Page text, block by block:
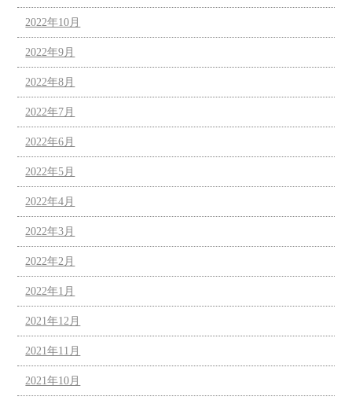
2022年10月
2022年9月
2022年8月
2022年7月
2022年6月
2022年5月
2022年4月
2022年3月
2022年2月
2022年1月
2021年12月
2021年11月
2021年10月